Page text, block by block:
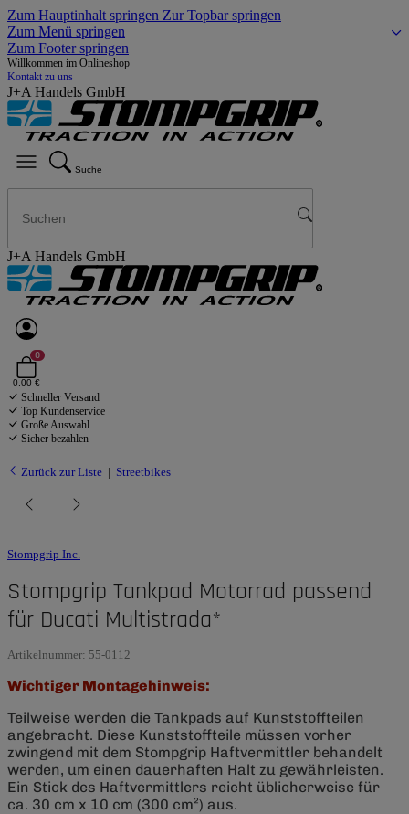
Zum Hauptinhalt springen Zur Topbar springen
Zum Menü springen
Zum Footer springen
Willkommen im Onlineshop
Kontakt zu uns
J+A Handels GmbH
Suche
J+A Handels GmbH
0
0,00 €
Schneller Versand
Top Kundenservice
Große Auswahl
Sicher bezahlen
Zurück zur Liste Streetbikes
Stompgrip Inc.
Stompgrip Tankpad Motorrad passend
für Ducati Multistrada*
Artikelnummer: 55-0112
Wichtiger Montagehinweis:
Teilweise werden die Tankpads auf Kunststoffteilen
angebracht. Diese Kunststoffteile müssen vorher
zwingend mit dem Stompgrip Haftvermittler behandelt
werden, um einen dauerhaften Halt zu gewährleisten.
Ein Stick des Haftvermittlers reicht üblicherweise für
ca. 30 cm x 10 cm (300 cm²) aus.